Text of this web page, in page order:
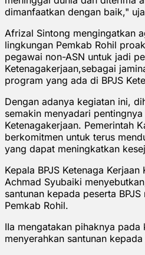
dimanfaatkan dengan baik,"
Afrizal Sintong mengingatkan
lingkungan Pemkab Rohil
pegawai non-ASN untuk jadi
Ketenagakerjaan,sebagai
program yang ada di BPJS
Dengan adanya kegiatan ini,
semakin menyadari
Ketenagakerjaan. Pemerintah
berkomitmen untuk terus
yang dapat meningkatkan
Kepala BPJS Ketenaga
Achmad Syubaiki
santunan kepada peserta
Pemkab Rohil.
IIa mengatakan pihaknya pada
menyerahkan santunan